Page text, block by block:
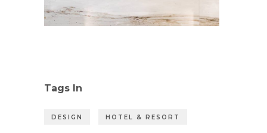
Tags In
DESIGN HOTEL & RESORT